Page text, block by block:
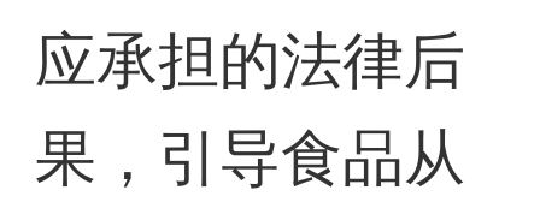
应承担的法律后
果，引导食品从